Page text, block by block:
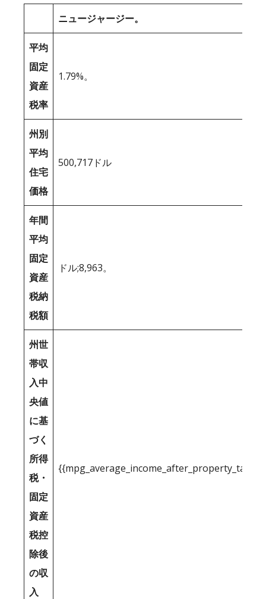
ニュージャージー。
平均
固定
資産
税率
1.79%。
州別
平均
住宅
価格
500,717ドル
年間
平均
固定
資産
税納
税額
ドル;8,963。
州世
帯収
入中
央値
に基
づく
所得
税・
固定
資産
税控
除後
の収
入